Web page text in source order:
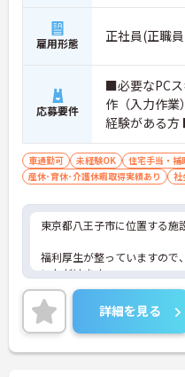
雇用形態 正社員(正職
応募要件
■必要なPC
作（入力作
経験がある
祉士または、
いる方 ※介護
神保健福祉
車通勤可 未経験OK 住宅手当・補
産休･育休･介護休暇取得実績あり
社
東京都八王子市に位置する施
福利厚生が整っていますので
いただけます。
年間休日110日！残業も少な
ートとの予定が立てやすいです
また、賞与3ヵ月分実績と頑
詳細を見る